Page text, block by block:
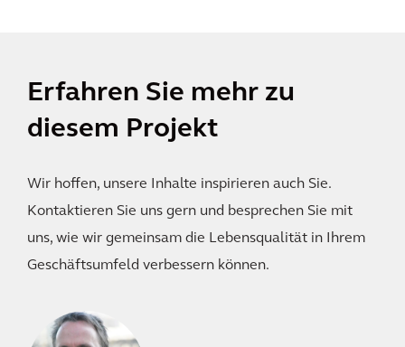
Erfahren Sie mehr zu
diesem Projekt
Wir hoffen, unsere Inhalte inspirieren auch Sie.
Kontaktieren Sie uns gern und besprechen Sie mit
uns, wie wir gemeinsam die Lebensqualität in Ihrem
Geschäftsumfeld verbessern können.